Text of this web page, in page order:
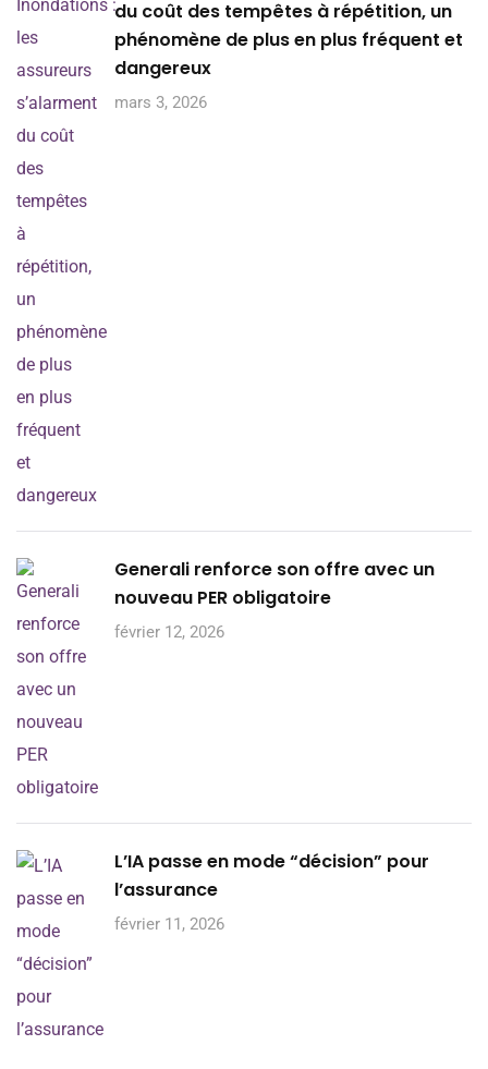
du coût des tempêtes à répétition, un
phénomène de plus en plus fréquent et
dangereux
mars 3, 2026
Generali renforce son offre avec un
nouveau PER obligatoire
février 12, 2026
L’IA passe en mode “décision” pour
l’assurance
février 11, 2026